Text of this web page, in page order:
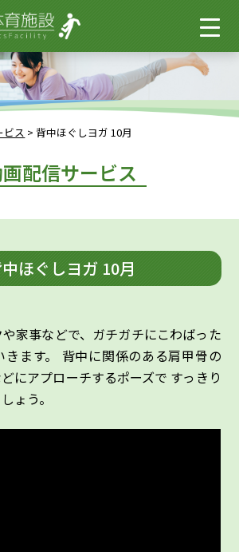
ビス >背中ほぐしヨガ 10月
配信サービス
ほぐしヨガ 10月
家事などで、ガチガチにこわばった
きます。 背中に関係のある肩甲骨の
にアプローチするポーズで すっきり
ょう。